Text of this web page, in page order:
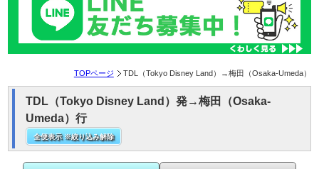
TOPページ TDL（Tokyo Disney Land）→梅田（Osaka-Umeda）
TDL（Tokyo Disney Land）発→梅田（Osaka-
Umeda）行
全便表示 ※絞り込み解除